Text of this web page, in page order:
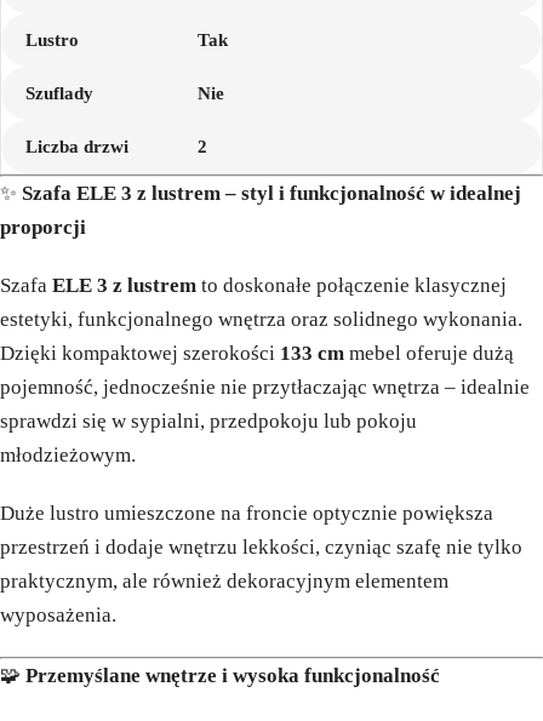
Lustro Tak
Szuflady Nie
Liczba drzwi 2
✨ Szafa ELE 3 z lustrem – styl i funkcjonalność w idealnej
proporcji
Szafa ELE 3 z lustrem to doskonałe połączenie klasycznej
estetyki, funkcjonalnego wnętrza oraz solidnego wykonania.
Dzięki kompaktowej szerokości 133 cm mebel oferuje dużą
pojemność, jednocześnie nie przytłaczając wnętrza – idealnie
sprawdzi się w sypialni, przedpokoju lub pokoju
młodzieżowym.
Duże lustro umieszczone na froncie optycznie powiększa
przestrzeń i dodaje wnętrzu lekkości, czyniąc szafę nie tylko
praktycznym, ale również dekoracyjnym elementem
wyposażenia.
🧩 Przemyślane wnętrze i wysoka funkcjonalność